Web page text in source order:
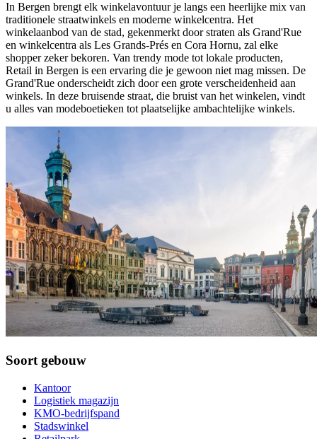
In Bergen brengt elk winkelavontuur je langs een heerlijke mix van
traditionele straatwinkels en moderne winkelcentra. Het
winkelaanbod van de stad, gekenmerkt door straten als Grand'Rue
en winkelcentra als Les Grands-Prés en Cora Hornu, zal elke
shopper zeker bekoren. Van trendy mode tot lokale producten,
Retail in Bergen is een ervaring die je gewoon niet mag missen. De
Grand'Rue onderscheidt zich door een grote verscheidenheid aan
winkels. In deze bruisende straat, die bruist van het winkelen, vindt
u alles van modeboetieken tot plaatselijke ambachtelijke winkels.
Soort gebouw
Kantoor
Logistiek magazijn
KMO-bedrijfspand
Stadswinkel